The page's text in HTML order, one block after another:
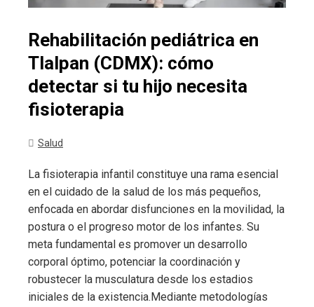
Rehabilitación pediátrica en
Tlalpan (CDMX): cómo
detectar si tu hijo necesita
fisioterapia
Salud
La fisioterapia infantil constituye una rama esencial
en el cuidado de la salud de los más pequeños,
enfocada en abordar disfunciones en la movilidad, la
postura o el progreso motor de los infantes. Su
meta fundamental es promover un desarrollo
corporal óptimo, potenciar la coordinación y
robustecer la musculatura desde los estadios
iniciales de la existencia.Mediante metodologías